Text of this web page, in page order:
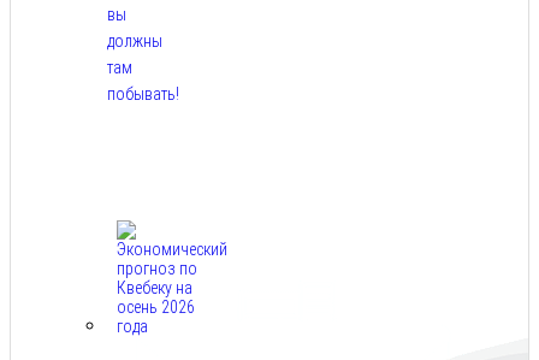
вы
должны
там
побывать!